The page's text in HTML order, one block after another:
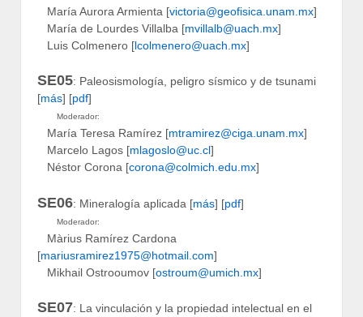
María Aurora Armienta [victoria@geofisica.unam.mx]
María de Lourdes Villalba [mvillalb@uach.mx]
Luis Colmenero [lcolmenero@uach.mx]
SE05: Paleosismología, peligro sísmico y de tsunami
[más] [pdf]
Moderador:
María Teresa Ramírez [mtramirez@ciga.unam.mx]
Marcelo Lagos [mlagoslo@uc.cl]
Néstor Corona [corona@colmich.edu.mx]
SE06: Mineralogía aplicada [más] [pdf]
Moderador:
Màrius Ramírez Cardona
[mariusramirez1975@hotmail.com]
Mikhail Ostrooumov [ostroum@umich.mx]
SE07: La vinculación y la propiedad intelectual en el